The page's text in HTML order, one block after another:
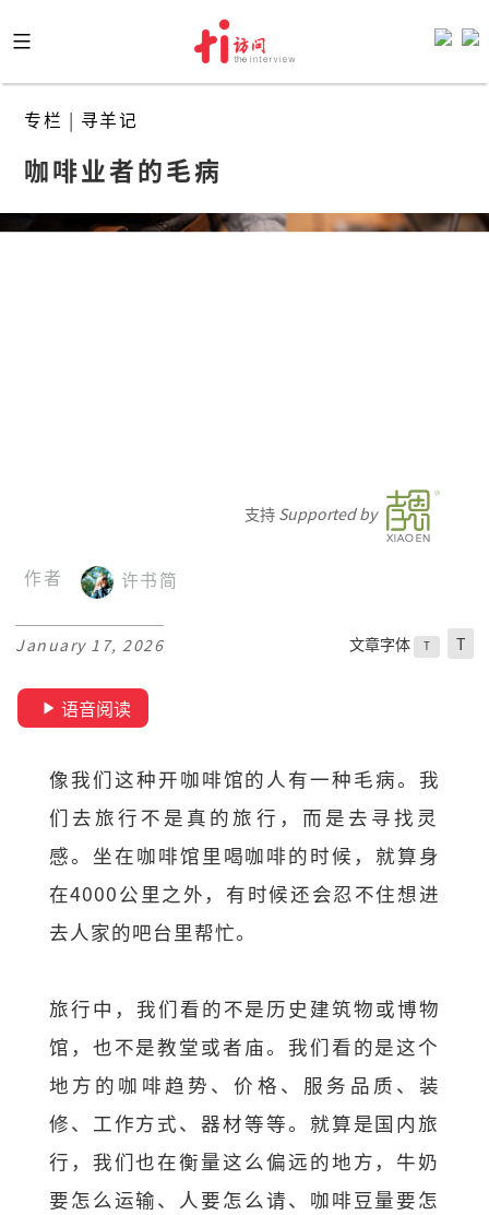
to
content
专栏 | 寻羊记
咖啡业者的毛病
支持 Supported by
作者 许书简
January 17, 2026 文章字体 T T
语音阅读
像我们这种开咖啡馆的人有一种毛病。我
们去旅行不是真的旅行， 而是去寻找灵
感。坐在咖啡馆里喝咖啡的时候，就算身
在4000公 里之外，有时候还会忍不住想进
去人家的吧台里帮忙。
旅行中，我们看的不是历史建筑物或博物
馆，也不是教堂或者庙。 我们看的是这个
地方的咖啡趋势、价格、服务品质、装
修、 工作方式、器材等等。就算是国内旅
行， 我们也在衡量这么偏远的地方，牛奶
要怎么运输、人要怎么请、 咖啡豆量要怎